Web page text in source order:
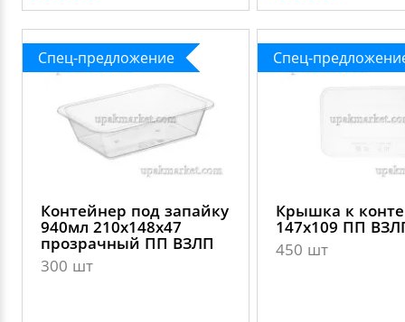
Спец-предложение
Контейнер под запайку
940мл 210х148х47
прозрачный ПП ВЗЛП
300 шт
Спец-
Крышка к
147х109 ПП
450 шт